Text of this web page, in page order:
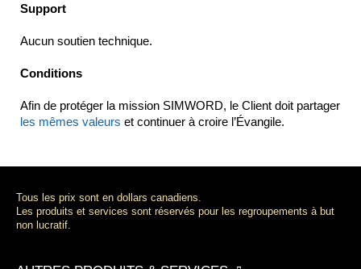
Support
Aucun soutien technique.
Conditions
Afin de protéger la mission SIMWORD, le Client doit partager
les mêmes valeurs et continuer à croire l’Évangile.
Tous les prix sont en dollars canadiens.
Les produits et services sont réservés pour les regroupements à but
non lucratif.